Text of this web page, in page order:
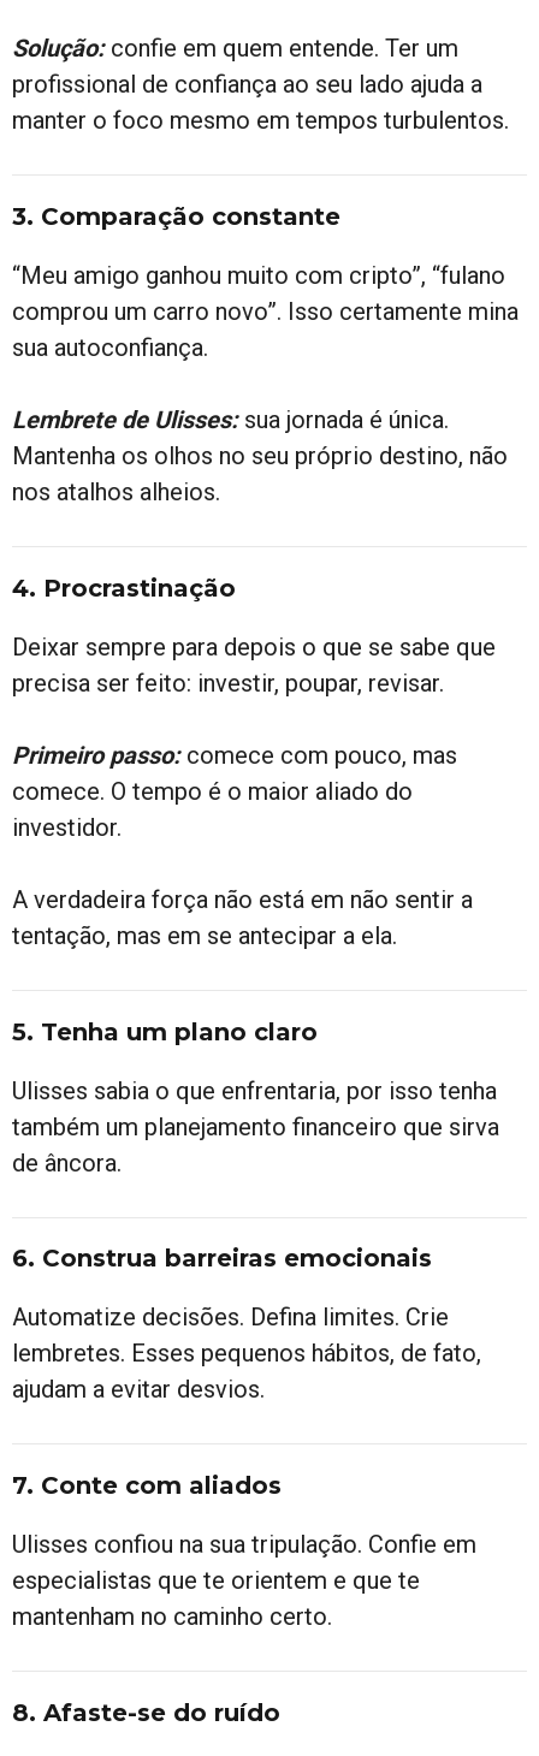
Solução: confie em quem entende. Ter um
profissional de confiança ao seu lado ajuda a
manter o foco mesmo em tempos turbulentos.
3. Comparação constante
“Meu amigo ganhou muito com cripto”, “fulano
comprou um carro novo”. Isso certamente mina
sua autoconfiança.
Lembrete de Ulisses: sua jornada é única.
Mantenha os olhos no seu próprio destino, não
nos atalhos alheios.
4. Procrastinação
Deixar sempre para depois o que se sabe que
precisa ser feito: investir, poupar, revisar.
Primeiro passo: comece com pouco, mas
comece. O tempo é o maior aliado do
investidor.
A verdadeira força não está em não sentir a
tentação, mas em se antecipar a ela.
5. Tenha um plano claro
Ulisses sabia o que enfrentaria, por isso tenha
também um planejamento financeiro que sirva
de âncora.
6. Construa barreiras emocionais
Automatize decisões. Defina limites. Crie
lembretes. Esses pequenos hábitos, de fato,
ajudam a evitar desvios.
7. Conte com aliados
Ulisses confiou na sua tripulação. Confie em
especialistas que te orientem e que te
mantenham no caminho certo.
8. Afaste-se do ruído